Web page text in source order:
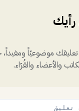
موضوعيّاً
والأعضاء والقُرّاء.